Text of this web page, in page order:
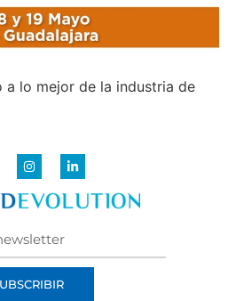
a lo mejor de la industria de